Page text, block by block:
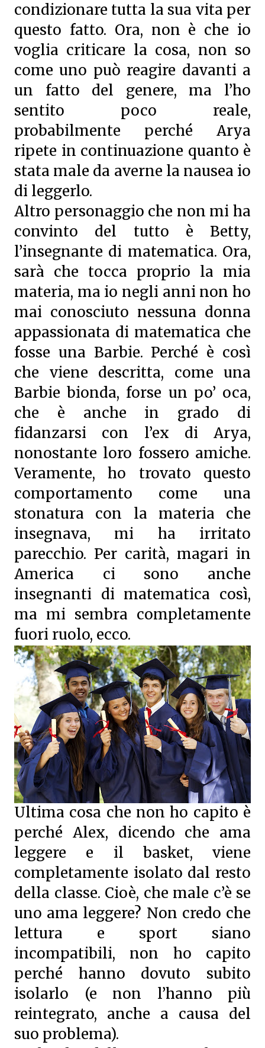
condizionare tutta la sua vita per
questo fatto. Ora, non è che io
voglia criticare la cosa, non so
come uno può reagire davanti a
un fatto del genere, ma l’ho
sentito poco reale,
probabilmente perché Arya
ripete in continuazione quanto è
stata male da averne la nausea io
di leggerlo.
Altro personaggio che non mi ha
convinto del tutto è Betty,
l’insegnante di matematica. Ora,
sarà che tocca proprio la mia
materia, ma io negli anni non ho
mai conosciuto nessuna donna
appassionata di matematica che
fosse una Barbie. Perché è così
che viene descritta, come una
Barbie bionda, forse un po’ oca,
che è anche in grado di
fidanzarsi con l’ex di Arya,
nonostante loro fossero amiche.
Veramente, ho trovato questo
comportamento come una
stonatura con la materia che
insegnava, mi ha irritato
parecchio. Per carità, magari in
America ci sono anche
insegnanti di matematica così,
ma mi sembra completamente
fuori ruolo, ecco.
Ultima cosa che non ho capito è
perché Alex, dicendo che ama
leggere e il basket, viene
completamente isolato dal resto
della classe. Cioè, che male c’è se
uno ama leggere? Non credo che
lettura e sport siano
incompatibili, non ho capito
perché hanno dovuto subito
isolarlo (e non l’hanno più
reintegrato, anche a causa del
suo problema).